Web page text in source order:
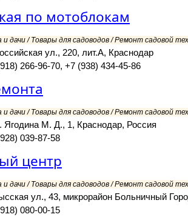
по мотоблокам
и дачи / Товары для садоводов / Ремонт садовой
ул., 220, лит.А, Краснодар
266-96-70, +7 (938) 434-45-86
и дачи / Товары для садоводов / Ремонт садовой
Ягодина М. Д., 1, Краснодар, Россия
039-87-58
центр
и дачи / Товары для садоводов / Ремонт садовой
ул., 43, микрорайон Больничный
080-00-15